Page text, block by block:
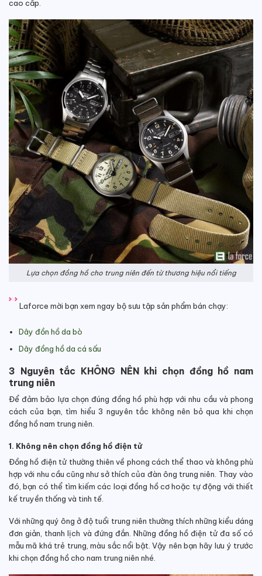
cao cấp.
Lựa chọn đồng hồ cho trung niên đến từ thương hiệu nổi tiếng
Laforce mời bạn xem ngay bộ sưu tập sản phẩm bán chạy:
Dây đồn hồ da bò
Dây đồng hồ da cá sấu
3 Nguyên tắc KHÔNG NÊN khi chọn đồng hồ nam
trung niên
Để đảm bảo lựa chọn đúng đồng hồ phù hợp với nhu cầu và phong
cách của bạn, tìm hiểu 3 nguyên tắc không nên bỏ qua khi chọn
đồng hồ nam trung niên.
1. Không nên chọn đồng hồ điện tử
Đồng hồ điện tử thường thiên về phong cách thể thao và không phù
hợp với nhu cầu cũng như sở thích của đàn ông trung niên. Thay vào
đó, bạn có thể tìm kiếm các loại đồng hồ cơ hoặc tự động với thiết
kế truyền thống và tinh tế.
Với những quý ông ở độ tuổi trung niên thường thích những kiểu dáng
đơn giản, thanh lịch và đứng đắn. Những đồng hồ điện tử đa số có
mẫu mã khá trẻ trung, màu sắc nổi bật. Vậy nên bạn hãy lưu ý trước
khi chọn đồng hồ cho nam trung niên nhé.